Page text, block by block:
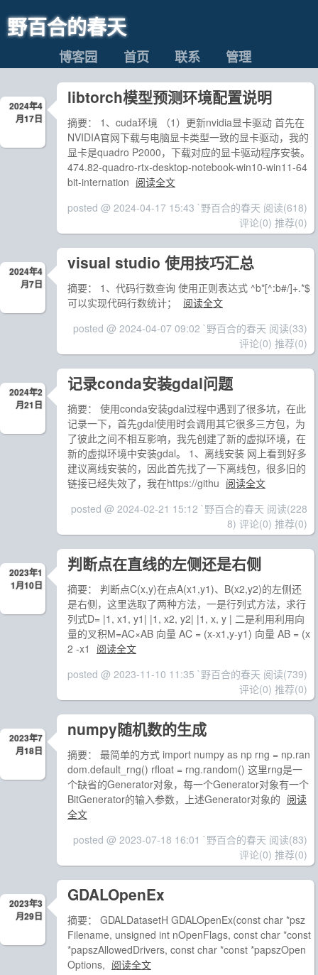
野百合的春天
博客园 首页 联系 管理
2024年4
月17日
libtorch模型预测环境配置说明
摘要： 1、cuda环境 （1）更新nvidia显卡驱动 首先在
NVIDIA官网下载与电脑显卡类型一致的显卡驱动，我的
显卡是quadro P2000，下载对应的显卡驱动程序安装。
474.82-quadro-rtx-desktop-notebook-win10-win11-64
bit-internation 阅读全文
posted @ 2024-04-17 15:43 `野百合的春天 阅读(618)
评论(0) 推荐(0)
2024年4
月7日
visual studio 使用技巧汇总
摘要： 1、代码行数查询 使用正则表达式 ^b*[^:b#/]+.*$
可以实现代码行数统计；
阅读全文
posted @ 2024-04-07 09:02 `野百合的春天 阅读(33)
评论(0) 推荐(0)
2024年2
月21日
记录conda安装gdal问题
摘要： 使用conda安装gdal过程中遇到了很多坑，在此
记录一下，首先gdal使用时会调用其它很多三方包，为
了彼此之间不相互影响，我先创建了新的虚拟环境，在
新的虚拟环境中安装gdal。 1、离线安装 网上看到好多
建议离线安装的，因此首先找了一下离线包，很多旧的
链接已经失效了，我在https://githu 阅读全文
posted @ 2024-02-21 15:12 `野百合的春天 阅读(228
8) 评论(0) 推荐(0)
2023年1
1月10日
判断点在直线的左侧还是右侧
摘要： 判断点C(x,y)在点A(x1,y1)、B(x2,y2)的左侧还
是右侧，这里选取了两种方法，一是行列式方法，求行
列式D= |1, x1, y1| |1, x2, y2| |1, x, y | 二是利用利用向
量的叉积M=AC×AB 向量 AC = (x-x1,y-y1) 向量 AB = (x
2 -x1
阅读全文
posted @ 2023-11-10 11:35 `野百合的春天 阅读(739)
评论(0) 推荐(0)
2023年7
月18日
numpy随机数的生成
摘要： 最简单的方式 import numpy as np rng = np.ran
dom.default_rng() rfloat = rng.random() 这里rng是一
个缺省的Generator对象，每一个Generator对象有一个
BitGenerator的输入参数，上述Generator对象的 阅读
全文
posted @ 2023-07-18 16:01 `野百合的春天 阅读(83)
评论(0) 推荐(0)
2023年3
月29日
GDALOpenEx
摘要： GDALDatasetH GDALOpenEx(const char *psz
Filename, unsigned int nOpenFlags, const char *const
*papszAllowedDrivers, const char *const *papszOpen
Options, 阅读全文